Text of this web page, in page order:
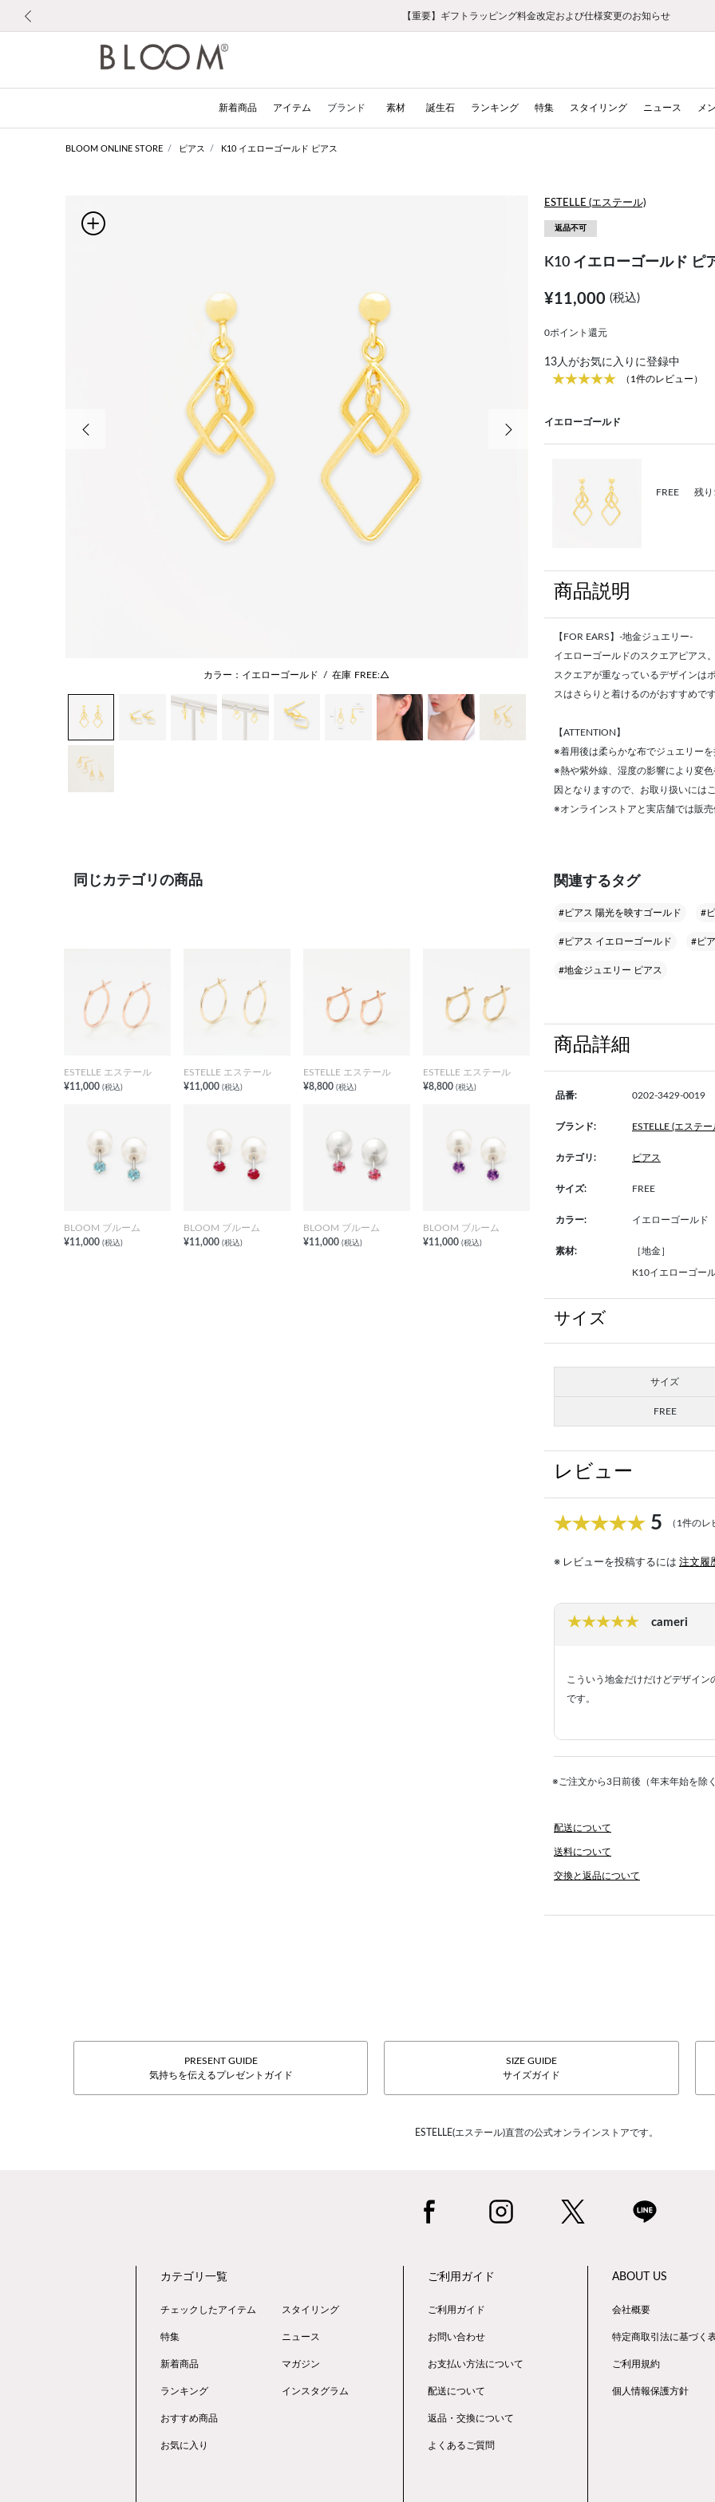
お修理・アフターサービスのご案内
【重要】令和８年熊本地震に伴う集配への影響について
【重要】ギフトラッピング料金改定および仕様変更のお知らせ
【重要】夏季休業の営業についてのご案内
税込5,500円以上で送料無料｜最短24時間以内に発送
新規会員登録で1000ポイントプレゼント！
LINE友だち登録で500円クーポンプレゼント
会員限定！レビュー投稿で100ポイントプレゼント
お修理・アフターサービスのご案内
【重要】令和８年熊本地震に伴う集配への影響について
新着商品 アイテム ブランド 素材 誕生石 ランキング 特集 スタイリング ニュース メ
BLOOM ONLINE STORE ピアス K10 イエローゴールド ピアス
カラー：イエローゴールド / 在庫 FREE:△
同じカテゴリの商品
ESTELLE エステール
¥11,000 (税込)
ESTELLE エステール
¥11,000 (税込)
ESTELLE エステール
¥8,800 (税込)
ESTELLE エステール
¥8,800 (税込)
BLOOM ブルーム
¥11,000 (税込)
BLOOM ブルーム
¥11,000 (税込)
BLOOM ブルーム
¥11,000 (税込)
BLOOM ブルーム
¥11,000 (税込)
ESTELLE (エステール)
返品不可
K10 イエローゴールド ピ
¥11,000 (税込)
0ポイント還元
13人がお気に入りに登録中
（1件のレビュー）
イエローゴールド
FREE 残り
商品説明
【FOR EARS】-地金ジュエリー-
イエローゴールドのスクエアピアス。
スクエアが重なっているデザインは
スはさらりと着けるのがおすすめです
【ATTENTION】
※着用後は柔らかな布でジュエリーを
※熱や紫外線、湿度の影響により変
因となりますので、お取り扱いには
※オンラインストアと実店舗では販
関連するタグ
#ピアス 陽光を映すゴールド #
#ピアス イエローゴールド #ピ
#地金ジュエリー ピアス
商品詳細
品番: 0202-3429-0019
ブランド: ESTELLE (エステー
カテゴリ: ピアス
サイズ: FREE
カラー: イエローゴールド
素材: ［地金］
K10イエローゴー
サイズ
サイズ
FREE
レビュー
5 （1件のレ
※ レビューを投稿するには 注文履
cameri
こういう地金だけだけどデザイ
です。
※ご注文から3日前後（年末年始を除
配送について
送料について
交換と返品について
PRESENT GUIDE
気持ちを伝えるプレゼントガイド
SIZE GUIDE
サイズガイド
ESTELLE(エステール)直営の公式オンラインストアです。
カテゴリ一覧
チェックしたアイテム
特集
新着商品
ランキング
おすすめ商品
お気に入り
スタイリング
ニュース
マガジン
インスタグラム
ご利用ガイド
ご利用ガイド
お問い合わせ
お支払い方法について
配送について
返品・交換について
よくあるご質問
ABOUT US
会社概要
特定商取引法に基づく
ご利用規約
個人情報保護方針